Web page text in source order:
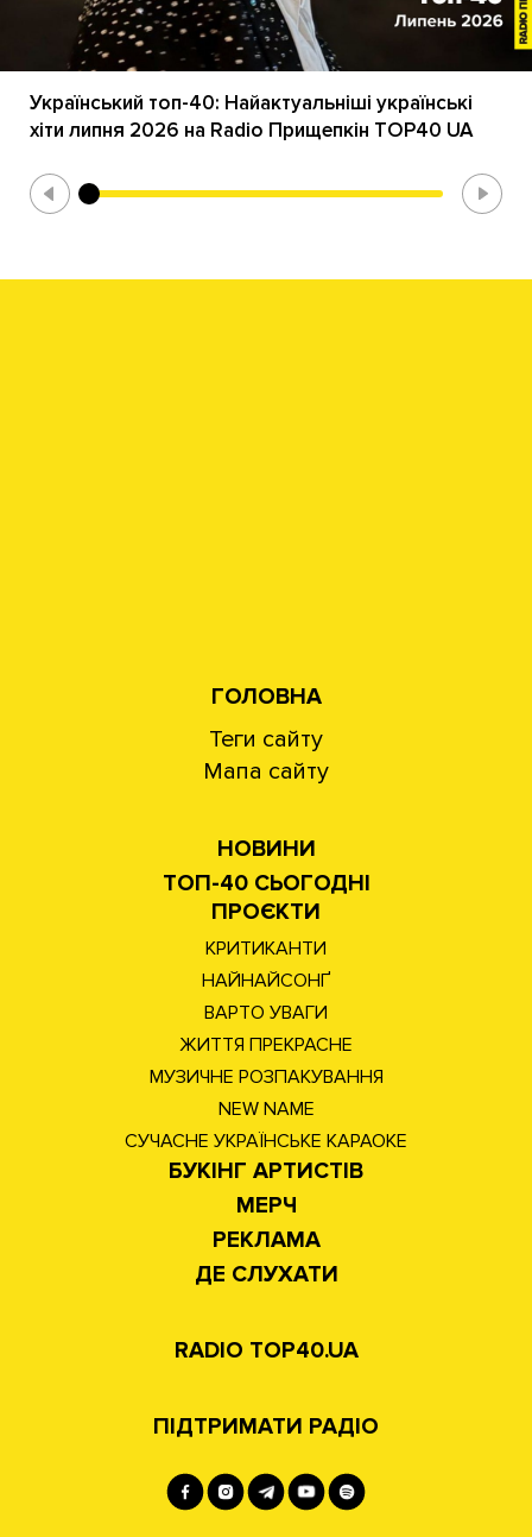
Український топ-40: Найактуальніші українські
хіти липня 2026 на Radio Прищепкін TOP40 UA
ГОЛОВНА
Теги сайту
Мапа сайту
НОВИНИ
ТОП-40 СЬОГОДНІ
ПРОЄКТИ
КРИТИКАНТИ
НАЙНАЙСОНҐ
ВАРТО УВАГИ
ЖИТТЯ ПРЕКРАСНЕ
МУЗИЧНЕ РОЗПАКУВАННЯ
NEW NAME
СУЧАСНЕ УКРАЇНСЬКЕ КАРАОКЕ
БУКІНГ АРТИСТІВ
МЕРЧ
РЕКЛАМА
ДЕ СЛУХАТИ
RADIO TOP40.UA
ПІДТРИМАТИ РАДІО